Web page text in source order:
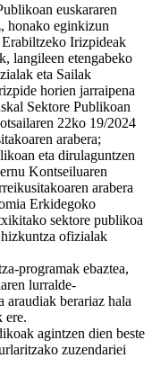
euskararen
honako eginkizun
Irizpideak
langileen etengabeko
eta Sailak
horien jarraipena
Sektore Publikoan
22ko 19/2024
arabera;
eta dirulaguntzen
Kontseiluaren
arabera
Erkidegoko
sektore publikoa
hizkuntza ofizialak
programak ebaztea,
lurralde-
araudiak berariaz hala
ere.
agintzen dien beste
zuzendariei